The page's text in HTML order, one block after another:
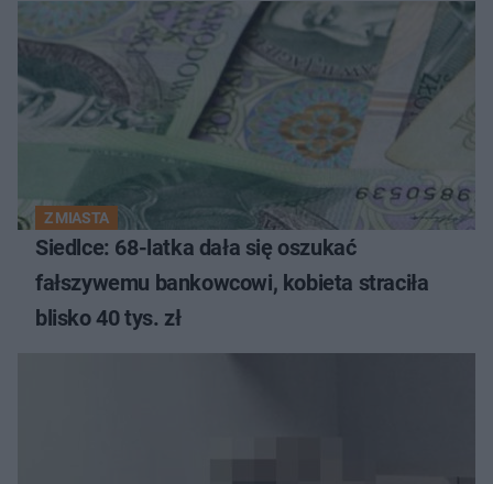
Z MIASTA
Siedlce: 68-latka dała się oszukać
fałszywemu bankowcowi, kobieta straciła
blisko 40 tys. zł